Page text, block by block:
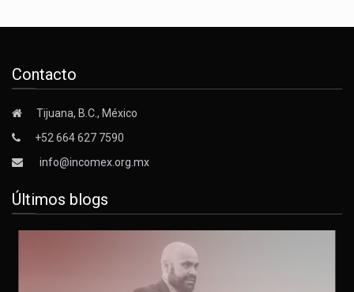
Contacto
Tijuana, B.C., México
+52 664 627 7590
info@incomex.org.mx
Últimos blogs